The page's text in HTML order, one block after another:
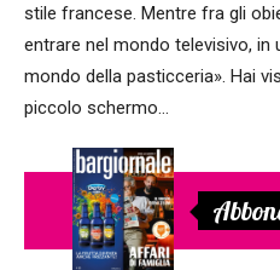
stile francese. Mentre fra gli
entrare nel mondo televisivo, in
mondo della pasticceria». Hai
piccolo schermo…